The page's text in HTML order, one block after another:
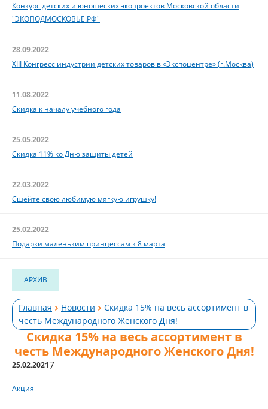
Конкурс детских и юношеских экопроектов Московской области
"ЭКОПОДМОСКОВЬЕ.РФ"
28.09.2022
XIII Конгресс индустрии детских товаров в «Экспоцентре» (г.Москва)
11.08.2022
Скидка к началу учебного года
25.05.2022
Скидка 11% ко Дню защиты детей
22.03.2022
Сшейте свою любимую мягкую игрушку!
25.02.2022
Подарки маленьким принцессам к 8 марта
АРХИВ
Главная Новости
Скидка 15% на весь ассортимент в
честь Международного Женского Дня!
Скидка 15% на весь ассортимент в
честь Международного Женского Дня!
25.02.20217
Акция